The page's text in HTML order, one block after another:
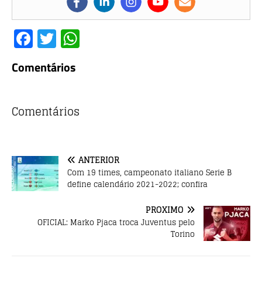
F
a
c
b
o
k
T
w
it
r
p
Comentários
Comentários
ANTERIOR
Com 19 times, campeonato italiano Serie B
define calendário 2021-2022; confira
PRÓXIMO
OFICIAL: Marko Pjaca troca Juventus pelo
Torino